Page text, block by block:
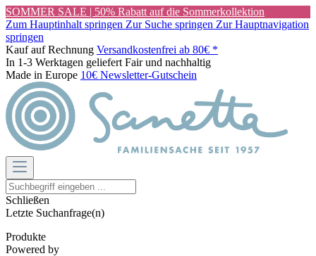
SOMMER SALE | 50% Rabatt auf die Sommerkollektion
Zum Hauptinhalt springen Zur Suche springen Zur Hauptnavigation
springen
Kauf auf Rechnung Versandkostenfrei ab 80€ *
In 1-3 Werktagen geliefert Fair und nachhaltig
Made in Europe 10€ Newsletter-Gutschein
Schließen
Letzte Suchanfrage(n)
Produkte
Powered by